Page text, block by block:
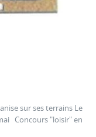
sur ses terrains Le
Concours "loisir" en